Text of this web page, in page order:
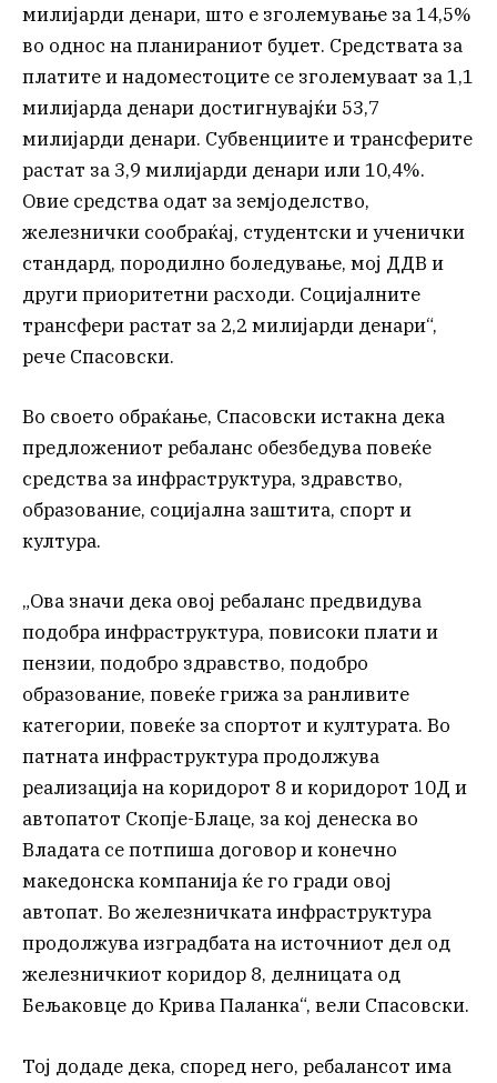
милијарди денари, што е зголемување за 14,5%
во однос на планираниот буџет. Средствата за
платите и надоместоците се зголемуваат за 1,1
милијарда денари достигнувајќи 53,7
милијарди денари. Субвенциите и трансферите
растат за 3,9 милијарди денари или 10,4%.
Овие средства одат за земјоделство,
железнички сообраќај, студентски и ученички
стандард, породилно боледување, мој ДДВ и
други приоритетни расходи. Социјалните
трансфери растат за 2,2 милијарди денари“,
рече Спасовски.
Во своето обраќање, Спасовски истакна дека
предложениот ребаланс обезбедува повеќе
средства за инфраструктура, здравство,
образование, социјална заштита, спорт и
култура.
„Ова значи дека овој ребаланс предвидува
подобра инфраструктура, повисоки плати и
пензии, подобро здравство, подобро
образование, повеќе грижа за ранливите
категории, повеќе за спортот и културата. Во
патната инфраструктура продолжува
реализација на коридорот 8 и коридорот 10Д и
автопатот Скопје-Блаце, за кој денеска во
Владата се потпиша договор и конечно
македонска компанија ќе го гради овој
автопат. Во железничката инфраструктура
продолжува изградбата на источниот дел од
железничкиот коридор 8, делницата од
Бељаковце до Крива Паланка“, вели Спасовски.
Тој додаде дека, според него, ребалансот има